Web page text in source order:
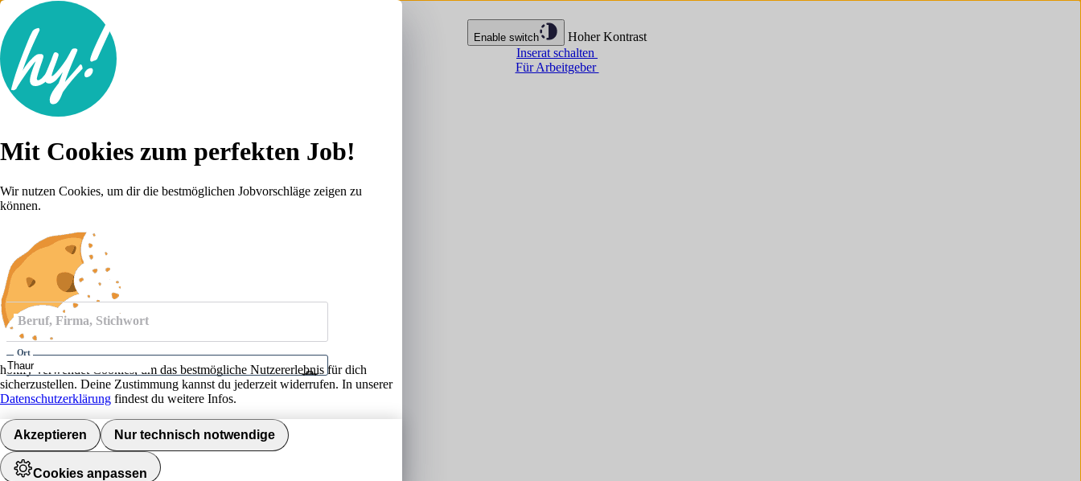
Enable switch
Hoher Kontrast
Inserat schalten
Für Arbeitgeber
Lebenslauf
Karriere-Tipps
Anmelden
Beruf, Firma, Stichwort
Ort
Umkreis
Jobs finden
Anstellungsart
Mit Cookies zum perfekten Job!
Wir nutzen Cookies, um dir die bestmöglichen Jobvorschläge zeigen zu
können.
hokify verwendet Cookies, um das bestmögliche Nutzererlebnis für dich
sicherzustellen. Deine Zustimmung kannst du jederzeit widerrufen. In unserer
Datenschutzerklärung findest du weitere Infos.
Akzeptieren Nur technisch notwendige
Cookies anpassen